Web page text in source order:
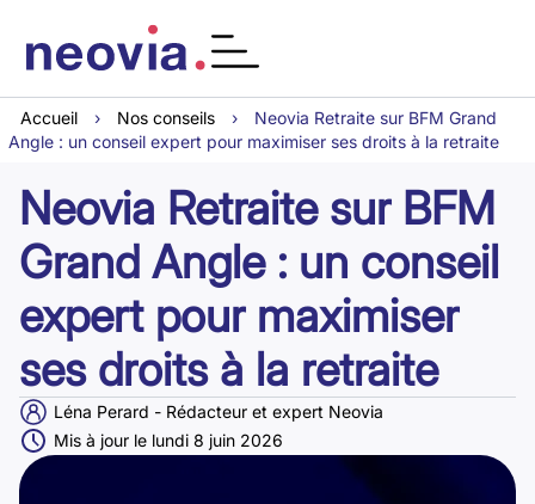
Accueil › Nos conseils ›
Neovia Retraite sur BFM Grand
Angle : un conseil expert pour maximiser ses droits à la retraite
Neovia Retraite sur BFM
Grand Angle : un conseil
expert pour maximiser
ses droits à la retraite
Léna Perard - Rédacteur et expert Neovia
Mis à jour le lundi 8 juin 2026